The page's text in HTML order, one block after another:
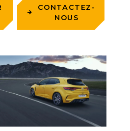
CONTACTEZ-
NOUS